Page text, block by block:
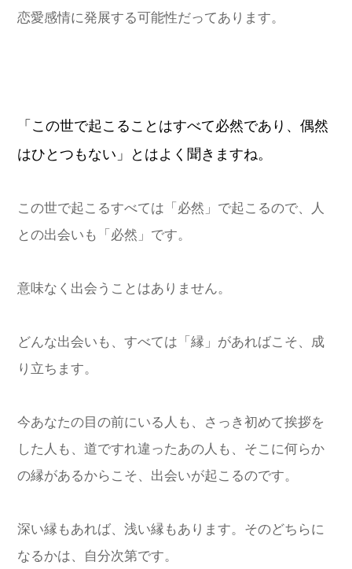
恋愛感情に発展する可能性だってあります。
「この世で起こることはすべて必然であり、偶然
はひとつもない」とはよく聞きますね。
この世で起こるすべては「必然」で起こるので、人
との出会いも「必然」です。
意味なく出会うことはありません。
どんな出会いも、すべては「縁」があればこそ、成
り立ちます。
今あなたの目の前にいる人も、さっき初めて挨拶を
した人も、道ですれ違ったあの人も、そこに何らか
の縁があるからこそ、出会いが起こるのです。
深い縁もあれば、浅い縁もあります。そのどちらに
なるかは、自分次第です。